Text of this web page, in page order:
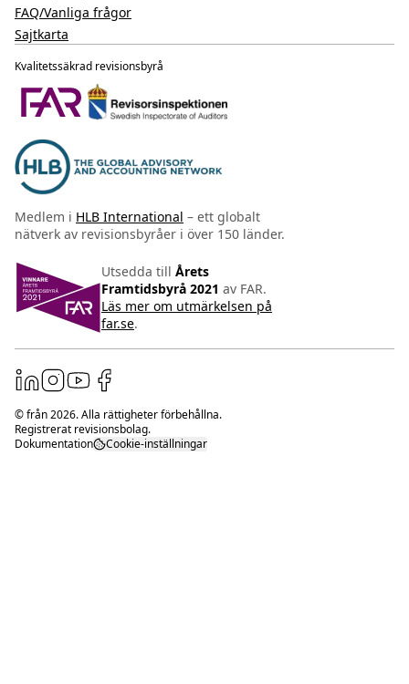
FAQ/Vanliga frågor
Sajtkarta
Kvalitetssäkrad revisionsbyrå
Medlem i HLB International – ett globalt
nätverk av revisionsbyråer i över 150 länder.
Utsedda till Årets
Framtidsbyrå 2021 av FAR.
Läs mer om utmärkelsen på
far.se.
© från2026. Alla rättigheter förbehållna.
Registrerat revisionsbolag.
Dokumentation
Cookie-inställningar